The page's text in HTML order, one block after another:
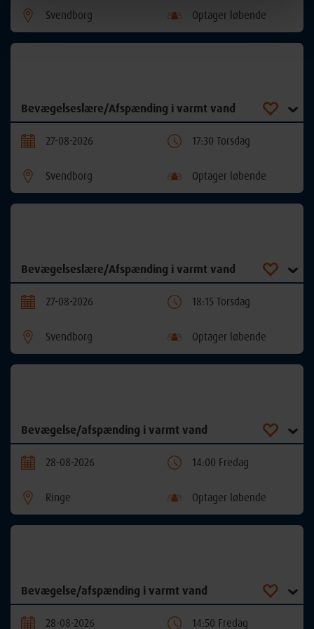
Svendborg Optager løbende
Bevægelseslære/Afspænding i varmt vand
27-08-2026 17:30 Torsdag
Svendborg Optager løbende
Bevægelseslære/Afspænding i varmt vand
27-08-2026 18:15 Torsdag
Svendborg Optager løbende
Bevægelse/afspænding i varmt vand
28-08-2026 14:00 Fredag
Ringe Optager løbende
Bevægelse/afspænding i varmt vand
28-08-2026 14:50 Fredag